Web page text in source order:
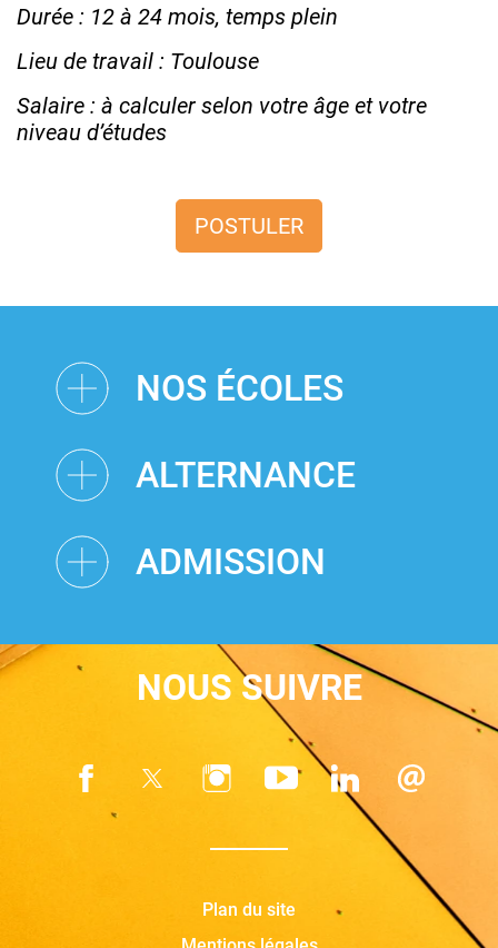
Durée : 12 à 24 mois, temps plein
Lieu de travail : Toulouse
Salaire : à calculer selon votre âge et votre
niveau d’études
POSTULER
NOS ÉCOLES
ALTERNANCE
ADMISSION
NOUS SUIVRE
Plan du site